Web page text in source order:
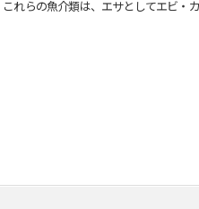
らの魚介類は、エサとしてエビ・カ